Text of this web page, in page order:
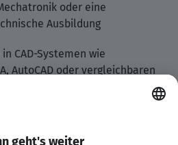
oder eine
Ausbildung
CAD-Systemen wie
AutoCAD oder vergleichbaren